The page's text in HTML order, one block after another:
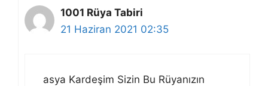
1001 Rüya Tabiri
21 Haziran 2021 02:35
asya Kardeşim Sizin Bu Rüyanızın